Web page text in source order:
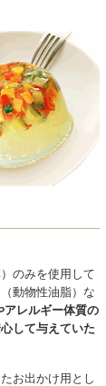
のみを使用して
動物性油脂）な
アレルギー体質の
して与えていた
お出かけ用とし